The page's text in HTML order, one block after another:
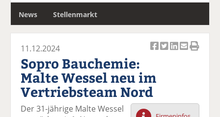
News Stellenmarkt
c
k
el
a
uf wi
uf er
11.12.2024
Sopro Bauchemie:
Malte Wessel neu im
Vertriebsteam Nord
Der 31-jährige Malte Wessel